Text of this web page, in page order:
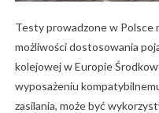
Testy prowadzone w Polsce
możliwości dostosowania
kolejowej w Europie
wyposażeniu
zasilania, może być